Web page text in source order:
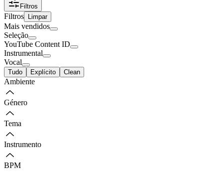
Filtros
Filtros Limpar
Mais vendidos
Seleção
YouTube Content ID
Instrumental
Vocal
Tudo Explícito Clean
Ambiente
Género
Tema
Instrumento
BPM